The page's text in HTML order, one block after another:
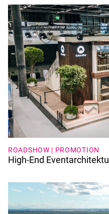
ROADSHOW | PROMOTION
High-End